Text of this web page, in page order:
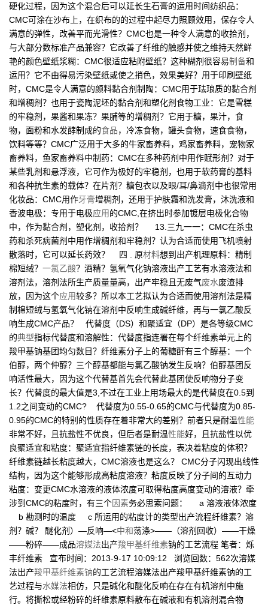
硬化过程，因为这个混合后可以延长生石膏的运用时间纺织品：
CMC可涂在沙布上，在织布的的过程中起尽力照顾效用，保存令人
满意的弹性，改善平而光滑性？CMC也是一种令人满意的收拾剂，
与大部分数标准产品兼容？它改善了纤维的触感并使之维持天然鲜
艳的颜色壁纸浆糊：CMC很适应粘附壁纸？这种糊剂很容易制备和
运用？它不由得易污染壁纸或使之捎色，效果美好？用于印刷壁纸
时，CMC是令人满意的颜料黏合剂制陶：CMC用于珐琅质的黏合剂
和增稠剂？也用于瓷陶泥坯的黏合剂和塑化剂食物工业：它是雪糕
的牢稳剂，果酱和果冻？果脯等的增稠剂？它用于糖，果汁，食
物，面粉和水发酵制成的食品，冷冻食物，罐头食物，速食食物，
饮料等等？CMC广泛用于大多的牛家畜养料，鸡家畜养料，宠物家
畜养料，鱼家畜养料中制药：CMC在多种药剂中用作赋形剂？对于
某些乳剂和悬浮液，它可作为极好的牢稳剂，也用于软药膏的基料
和各种抗生素的载体？在片剂？糖包衣以及眼/耳/鼻滴剂中也很常用
化妆品：CMC用作牙膏增稠剂，还用于护肤霜和洗发膏，沐洗液和
香波电极：专用于电极应用的CMC,在挤出时参加镀层电极化合物
中，作为黏合剂，塑化剂，收拾剂？ 13.三九一一：CMC在杀虫
药和杀死病菌剂中用作增稠剂和牢稳剂？认为合适而使用飞机喷射
散落时，它可以延长药效？ 四 . 原材料想到出产机理原料：精制
棉短绒？ 一氯乙酸？酒精？氢氧气化钠溶液出产工艺有水溶液法和
溶剂法，溶剂法所生产质量量高，出产牢稳且无废气废水废渣排
放，因为这个应用较多？所以本工艺拟认为合适而使用溶剂法是精
制棉短绒与氢氧气化钠在溶剂中反响生成碱纤维，再与一氯乙酸反
响生成CMC产品？ 代替度（DS）和聚适宜（DP）是各等级CMC
的典型指标代替度和溶解性：代替度指连署在每个纤维素单元上的
羧甲基钠基团均匀数目？纤维素分子上的葡糖酐有三个醇基：一个
伯醇，两个仲醇？三个醇基都能与氯乙酸钠发生反响？伯醇基团反
响活性最大，因为这个代替基首先会代替此基团使反响物分子变
长？代替度的最大值是3,不过在工业上用场最大的是代替度在0.5到
1.2之间变动的CMC? 代替度为0.55-0.65的CMC与代替度为0.85-
0.95的CMC的特别的性质存在着非常大的差别？前者只是耐温性能
非常不好，且抗盐性不优良，但后者是耐温性能好，且抗盐性以优
良聚适宜和粘度：聚适宜指纤维素链的长度，表决着粘度的体积？
纤维素链越长粘度越大，CMC溶液也是这么？ CMC分子闪现出线性
结构，因为这个能够形成高粘度溶液？粘度反映了分子间的互动力
粘度：变更CMC水溶液的液体浓度可取得粘度高度变动的溶液？牵
涉到CMC的粘度时，有三个因素务必思索问题： a 溶液液体浓度
b 勘测时的温度 c 所运用的粘度计的类型出产流程纤维素？溶
剂？碱？ 醚化剂）—反响—<中和荡涤>——（溶剂回收）——干燥
——粉碎——成品溶媒法出产羧甲基纤维素钠的工艺流程 笔者：烁
丰纤维素 宣布时间：2013-9-17 10:09:12 浏览回数：562次溶媒
法出产羧甲基纤维素钠的工艺流程溶媒法出产羧甲基纤维素钠的工
艺过程与水媒法相仿，只是碱化和醚化反响在存在有机溶剂中施
行。将撕松或经粉碎的纤维素原料散布在碱液和有机溶剂混合物